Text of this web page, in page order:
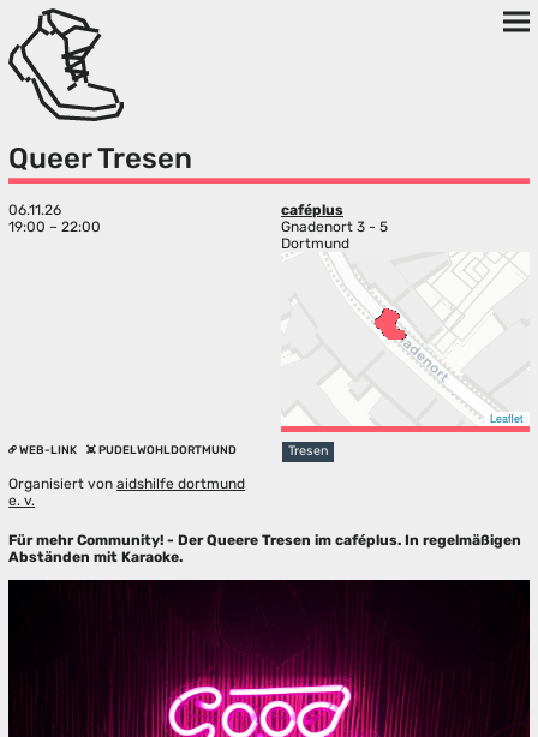
Queer Tresen
06.11.26
19:00 – 22:00
caféplus
Gnadenort 3 - 5
Dortmund
Leaflet
WEB-LINK PUDELWOHLDORTMUND Tresen
Organisiert vonaidshilfe dortmund
e. v.
Für mehr Community! - Der Queere Tresen im caféplus. In regelmäßigen
Abständen mit Karaoke.